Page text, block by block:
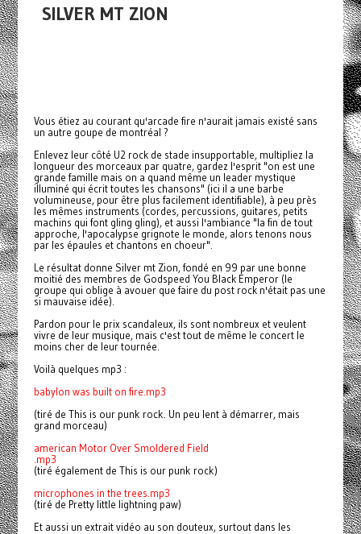
SILVER MT ZION
Vous étiez au courant qu'arcade fire n'aurait jamais existé sans
un autre goupe de montréal ?
Enlevez leur côté U2 rock de stade insupportable, multipliez la
longueur des morceaux par quatre, gardez l'esprit "on est une
grande famille mais on a quand même un leader mystique
illuminé qui écrit toutes les chansons" (ici il a une barbe
volumineuse, pour être plus facilement identifiable), à peu près
les mêmes instruments (cordes, percussions, guitares, petits
machins qui font gling gling), et aussi l'ambiance "la fin de tout
approche, l'apocalypse grignote le monde, alors tenons nous
par les épaules et chantons en choeur".
Le résultat donne Silver mt Zion, fondé en 99 par une bonne
moitié des membres de Godspeed You Black Emperor (le
groupe qui oblige à avouer que faire du post rock n'était pas une
si mauvaise idée).
Pardon pour le prix scandaleux, ils sont nombreux et veulent
vivre de leur musique, mais c'est tout de même le concert le
moins cher de leur tournée.
Voilà quelques mp3 :
babylon was built on fire.mp3
(tiré de This is our punk rock. Un peu lent à démarrer, mais
grand morceau)
american Motor Over Smoldered Field
.mp3
(tiré également de This is our punk rock)
microphones in the trees.mp3
(tiré de Pretty little lightning paw)
Et aussi un extrait vidéo au son douteux, surtout dans les